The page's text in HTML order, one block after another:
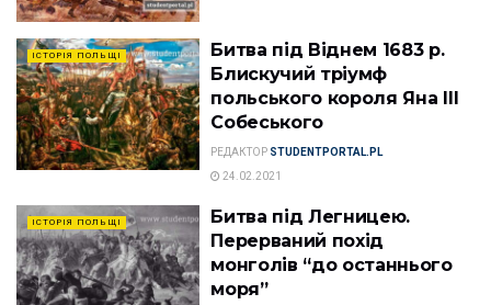
ІСТОРІЯ ПОЛЬЩІ
Битва під Віднем 1683 р.
Блискучий тріумф
польського короля Яна III
Собеського
РЕДАКТОР STUDENTPORTAL.PL
24.02.2021
ІСТОРІЯ ПОЛЬЩІ
Битва під Легницею.
Перерваний похід
монголів “до останнього
моря”